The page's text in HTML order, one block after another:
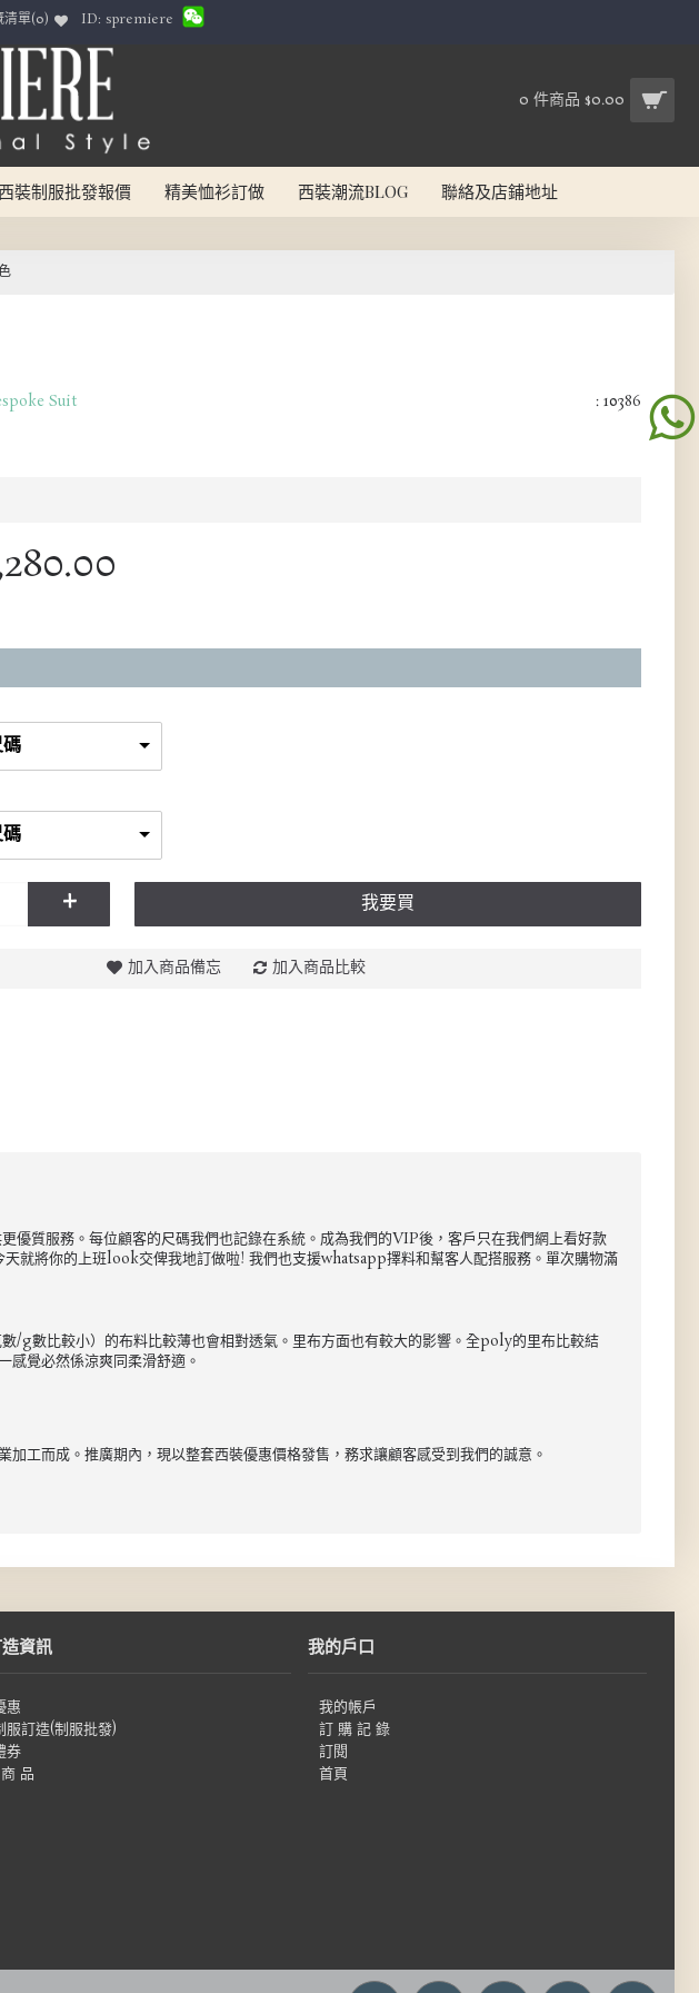
清單(0) ID: spremiere
0 件商品 $0.00
裝制服批發報價 精美恤衫訂做 西裝潮流BLOG 聯絡及店鋪地址
: 10386
Suit
+ 我要買
加入商品備忘 加入商品比較
質服務。每位顧客的尺碼我們也記錄在系統。成為我們的VIP後，客戶只在我們網上看好款
就將你的上班look交俾我地訂做啦! 我們也支援whatsapp擇料和幫客人配搭服務。單次購物滿
/g數比較小）的布料比較薄也會相對透氣。里布方面也有較大的影響。全poly的里布比較結
覺必然係涼爽同柔滑舒適。
工而成。推廣期內，現以整套西裝優惠價格發售，務求讓顧客感受到我們的誠意。
資訊
惠
服訂造(制服批發)
券
品
我的戶口
我的帳戶
訂 購 記 錄
訂閱
首頁